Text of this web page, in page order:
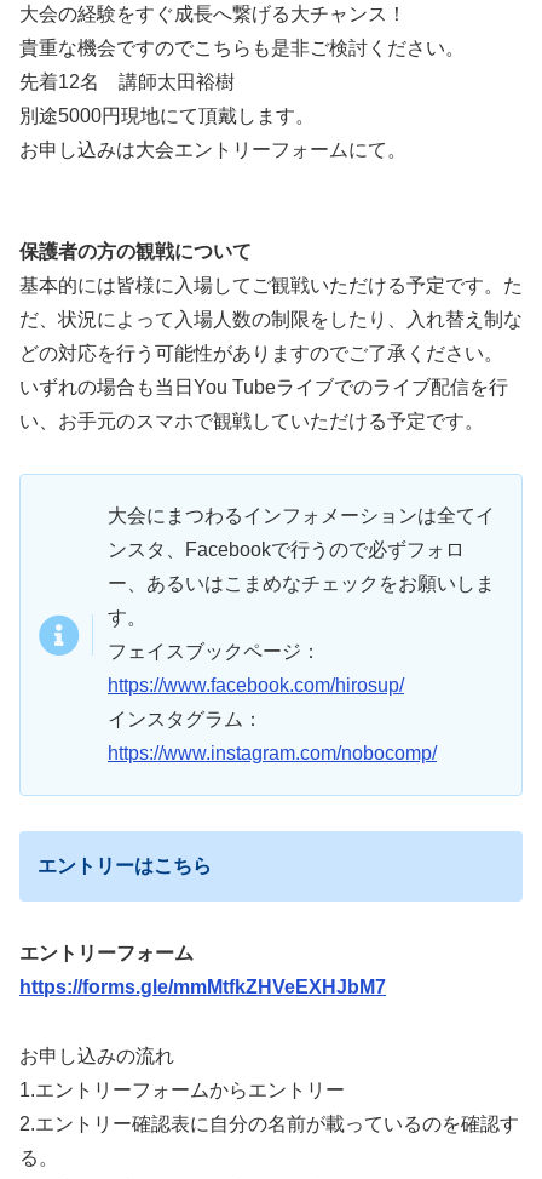
大会の経験をすぐ成長へ繋げる大チャンス！
貴重な機会ですのでこちらも是非ご検討ください。
先着12名 講師太田裕樹
別途5000円現地にて頂戴します。
お申し込みは大会エントリーフォームにて。
保護者の方の観戦について
基本的には皆様に入場してご観戦いただける予定です。た
だ、状況によって入場人数の制限をしたり、入れ替え制な
どの対応を行う可能性がありますのでご了承ください。
いずれの場合も当日You Tubeライブでのライブ配信を行
い、お手元のスマホで観戦していただける予定です。
大会にまつわるインフォメーションは全てイ
ンスタ、Facebookで行うので必ずフォロ
ー、あるいはこまめなチェックをお願いしま
す。
フェイスブックページ：
https://www.facebook.com/hirosup/
インスタグラム：
https://www.instagram.com/nobocomp/
エントリーはこちら
エントリーフォーム
https://forms.gle/mmMtfkZHVeEXHJbM7
お申し込みの流れ
1.エントリーフォームからエントリー
2.エントリー確認表に自分の名前が載っているのを確認す
る。